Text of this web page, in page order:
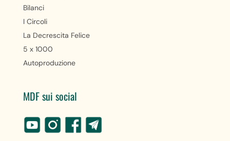
Bilanci
I Circoli
La Decrescita Felice
5 x 1000
Autoproduzione
MDF sui social